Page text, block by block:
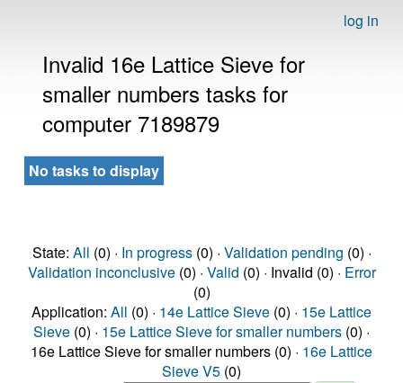
log in
Invalid 16e Lattice Sieve for
smaller numbers tasks for
computer 7189879
No tasks to display
State: All (0) · In progress(0) · Validation pending (0) ·
Validation inconclusive(0) · Valid (0) · Invalid (0) · Error
(0)
Application: All (0) · 14e Lattice Sieve (0) · 15e Lattice
Sieve (0) · 15e Lattice Sieve for smaller numbers (0) ·
16e Lattice Sieve for smaller numbers (0) · 16e Lattice
Sieve V5 (0)